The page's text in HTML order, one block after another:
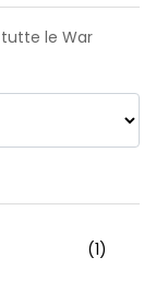
le War
(1)